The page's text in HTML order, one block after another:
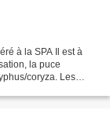
à la SPA Il est à
la puce
coryza. Les